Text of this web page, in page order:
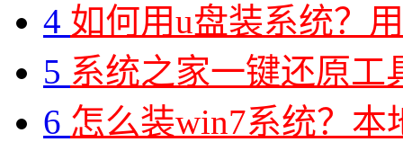
4 如何用u盘装系统？
5 系统之家一键还原工
6 怎么装win7系统？本